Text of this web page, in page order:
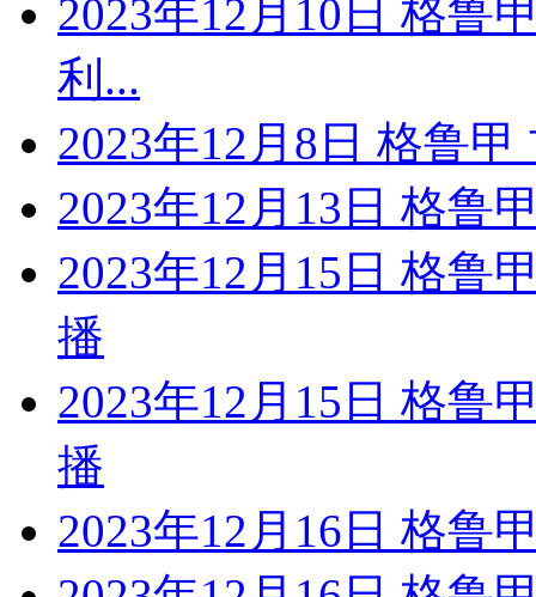
2023年12月10日 格鲁
利...
2023年12月8日 格鲁
2023年12月13日 格鲁
2023年12月15日 格鲁
播
2023年12月15日 格鲁
播
2023年12月16日 格鲁